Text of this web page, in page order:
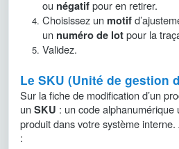
ou négatifpour en retirer.
Choisissez unmotif
un numéro de lotpour la
Validez.
Le SKU (Unité de gestion
Sur la fiche de modification d’un
unSKU : un code
produit dans votre système
: